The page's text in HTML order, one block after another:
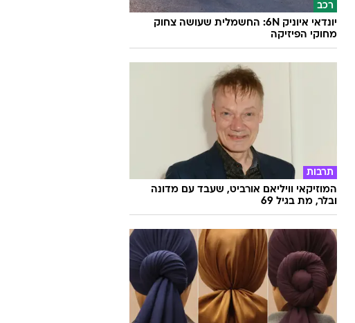
רכב
יונדאי איוניק 6N: החשמלית שעושה צחוק
מחוקי הפיזיקה
תרבות
המוזיקאי וויליאם אורביט, שעבד עם מדונה
ובלר, מת בגיל 69